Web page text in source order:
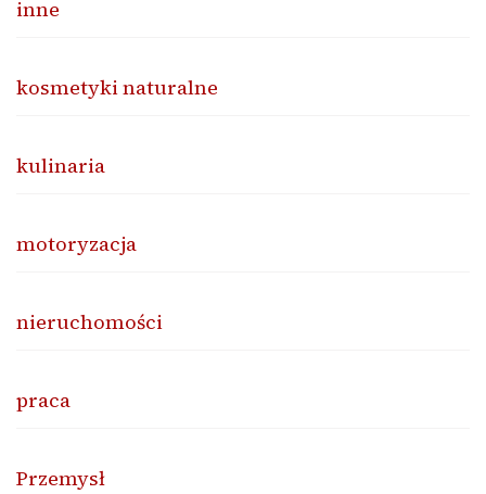
inne
kosmetyki naturalne
kulinaria
motoryzacja
nieruchomości
praca
Przemysł